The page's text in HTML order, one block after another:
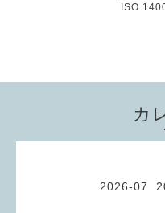
ISO
カ
2026-07